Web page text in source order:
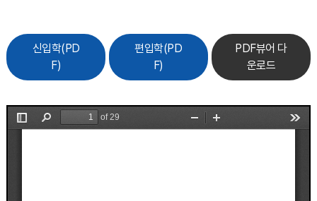
신입학(PD
F)
편입학(PD
F)
PDF뷰어 다
운로드